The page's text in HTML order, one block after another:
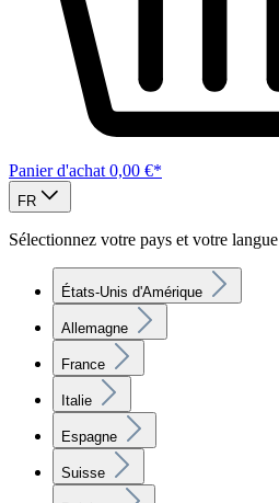
Panier d'achat 0,00 €*
FR
Sélectionnez votre pays et votre langue
États-Unis d'Amérique
Allemagne
France
Italie
Espagne
Suisse